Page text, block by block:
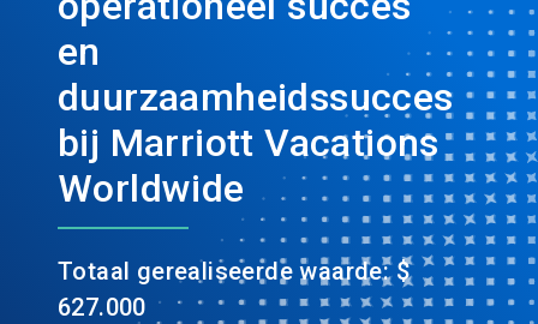
en
duurzaamheidssucces
bij Marriott Vacations
Worldwide
Totaal gerealiseerde waarde: $
627.000